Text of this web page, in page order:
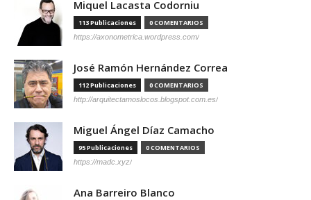
Miquel Lacasta Codorniu
113 Publicaciones 0 COMENTARIOS
https://axonometrica.wordpress.com/
José Ramón Hernández Correa
112 Publicaciones 0 COMENTARIOS
http://arquitectamoslocos.blogspot.com.es/
Miguel Ángel Díaz Camacho
95 Publicaciones 0 COMENTARIOS
https://madc.xyz/
Ana Barreiro Blanco